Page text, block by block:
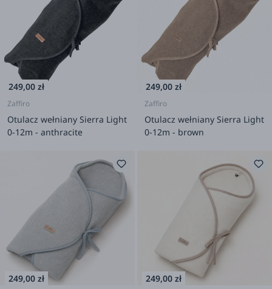
249,00 zł
Zaffiro
Otulacz wełniany Sierra Light
0-12m - anthracite
249,00 zł
Zaffiro
Otulacz wełniany Sierra Light
0-12m - brown
249,00 zł 249,00 zł